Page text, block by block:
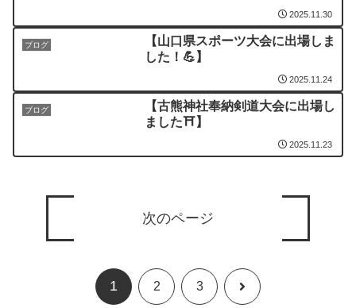
2025.11.30
ブログ
【山口県スポーツ大会に出場しま
した！💪】
2025.11.24
ブログ
【古熊神社奉納剣道大会に出場し
ました⛩️】
2025.11.23
次のページ
1 2 3 次